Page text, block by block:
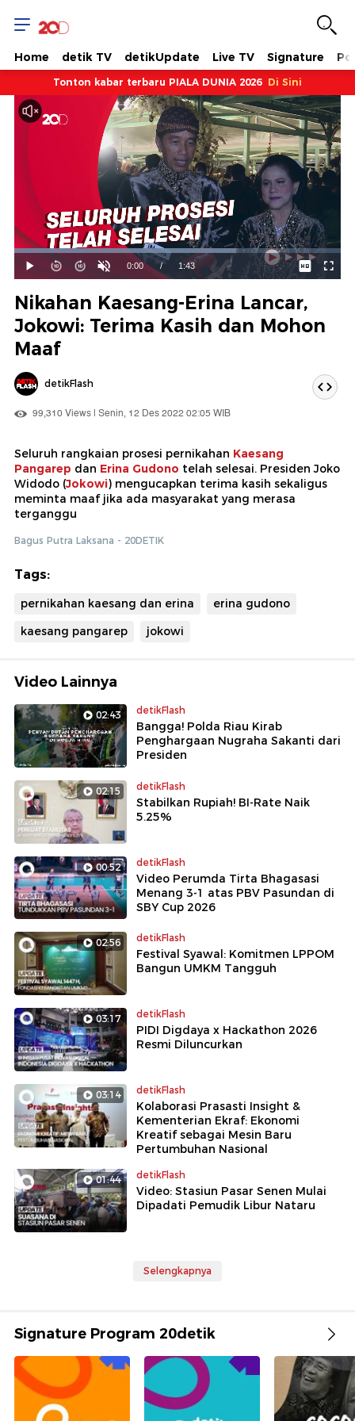
Home detik TV detikUpdate Live TV Signature
Tonton kabar terbaru PIALA DUNIA 2026 Di Sini
Mainkan
Suara
Hidup
Waktu
0:00 / Durasi
1:43
Dimuat:
67.87%
Nikahan Kaesang-Erina Lancar,
Jokowi: Terima Kasih dan Mohon
Maaf
detikFlash
99,310 Views | Senin, 12 Des 2022 02:05 WIB
Seluruh rangkaian prosesi pernikahan Kaesang
Pangarep dan Erina Gudono telah selesai. Presiden Joko
Widodo (Jokowi) mengucapkan terima kasih sekaligus
meminta maaf jika ada masyarakat yang merasa
terganggu
Bagus Putra Laksana - 20DETIK
Tags:
pernikahan kaesang dan erina
erina gudono
kaesang pangarep
jokowi
Video Lainnya
02:43 detikFlash
Bangga! Polda Riau Kirab
Penghargaan Nugraha Sakanti dari
Presiden
02:15 detikFlash
Stabilkan Rupiah! BI-Rate Naik
5.25%
00:52 detikFlash
Video Perumda Tirta Bhagasasi
Menang 3-1 atas PBV Pasundan di
SBY Cup 2026
02:56 detikFlash
Festival Syawal: Komitmen LPPOM
Bangun UMKM Tangguh
03:17 detikFlash
PIDI Digdaya x Hackathon 2026
Resmi Diluncurkan
03:14 detikFlash
Kolaborasi Prasasti Insight &
Kementerian Ekraf: Ekonomi
Kreatif sebagai Mesin Baru
Pertumbuhan Nasional
01:44 detikFlash
Video: Stasiun Pasar Senen Mulai
Dipadati Pemudik Libur Nataru
Selengkapnya
Signature Program 20detik